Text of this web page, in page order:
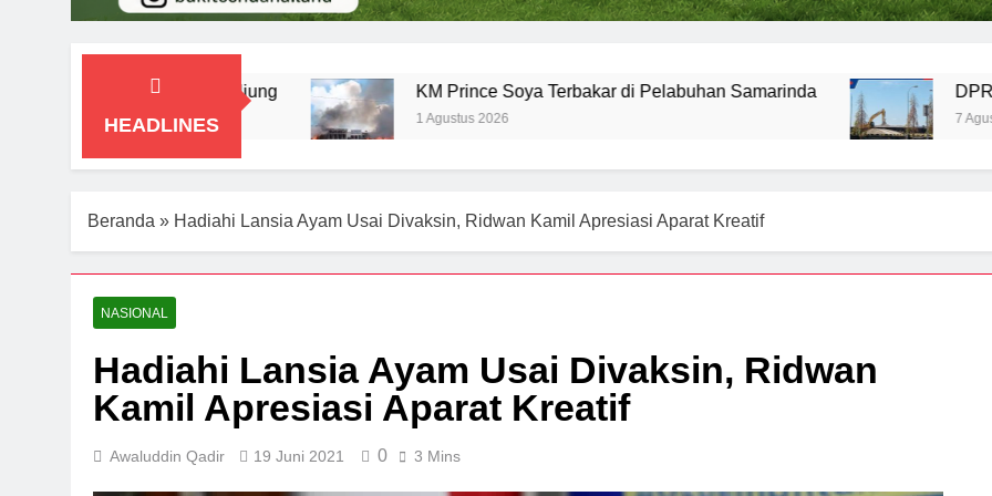
HEADLINES
Cappa Ujung KM Prince Soya Terbakar di Pelabuhan Samarinda
1 Agustus 2026
DPRD Soroti
7 Agustus 2026
Beranda » Hadiahi Lansia Ayam Usai Divaksin, Ridwan Kamil Apresiasi Aparat Kreatif
NASIONAL
Hadiahi Lansia Ayam Usai Divaksin, Ridwan
Kamil Apresiasi Aparat Kreatif
Awaluddin Qadir 19 Juni 2021 0 3 Mins